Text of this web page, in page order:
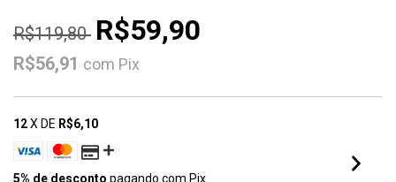
R$119,80 R$59,90
R$56,91 com Pix
12X DE R$6,10
5% de desconto pagando com Pix